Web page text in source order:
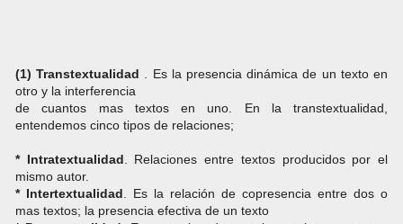
(1) Transtextualidad . Es la presencia dinámica de un texto en
otro y la interferencia
de cuantos mas textos en uno. En la transtextualidad,
entendemos cinco tipos de relaciones;
* Intratextualidad . Relaciones entre textos producidos por el
mismo autor.
* Intertextualidad . Es la relación de copresencia entre dos o
mas textos; la presencia efectiva de un texto